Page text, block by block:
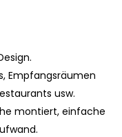
Empfangsräumen
usw.
montiert, einfache